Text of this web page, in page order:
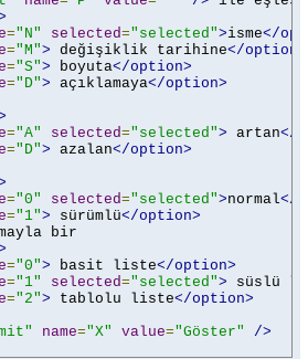
="N" selected="selected">isme</
="M"> değişiklik tarihine</option>
="S"> boyuta</option>
="D"> açıklamaya</option>
="A" selected="selected"> artan</
="D"> azalan</option>
="0" selected="selected">normal</
="1"> sürümlü</option>
bir
="0"> basit liste</option>
="1" selected="selected"> süslü
="2"> tablolu liste</option>
name="X" value="Göster"
/>